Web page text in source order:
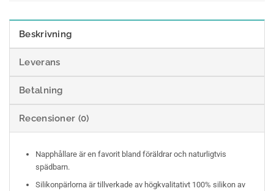
Beskrivning
Leverans
Betalning
Recensioner (0)
Napphållare är en favorit bland föräldrar och naturligtvis
spädbarn.
Silikonpärlorna är tillverkade av högkvalitativt 100% silikon av